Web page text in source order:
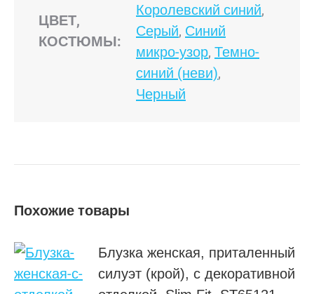
ЦВЕТ,
КОСТЮМЫ:
Королевский синий,
Серый, Синий
микро-узор, Темно-
синий (неви),
Черный
Похожие товары
Блузка женская, приталенный
силуэт (крой), с декоративной